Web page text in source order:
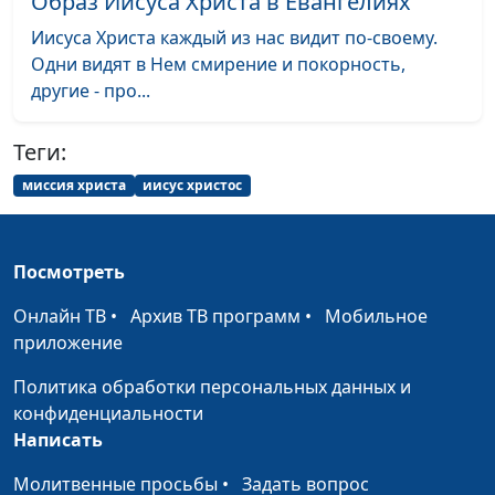
воздержания (весна)
Кому нужно покаяние
(осень)
Дмитрий Булатов,
Кому нужно покаяние
(лето)
Кому нужно покаяние
Дмитрий Булатов,
#362
Кому нужно покаяние
(весна)
священнослужитель
Кто прощает грехи
(осень)
священнослужитель
Кто прощает грехи
Иисуса Христа каждый из нас видит по-своему.
Одни видят в Нем смирение и покорность,
другие - про...
Теги:
миссия христа иисус христос
Посмотреть
Онлайн ТВ • Архив ТВ программ • Мобильное
приложение
Политика обработки персональных данных и
конфиденциальности
Написать
Молитвенные просьбы • Задать вопрос